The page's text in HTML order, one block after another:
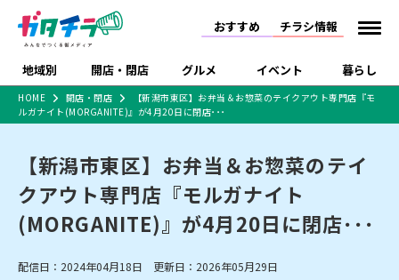
おすすめ チラシ情報
地域別 開店・閉店 グルメ イベント 暮らし
新潟市 下越
中越 上越
開店 閉店
リニューアル・移転 休業 開店まとめ
閉店まとめ
新潟市・開店
新潟市・閉店
長岡市・開店
ラーメン 現地レポート
和食 洋食
体験・販売 祭り・伝統行事
趣味・展示会 ライブ・コンサート
施設・ショップ
住宅メーカー・工務
店
食品メーカー・県産
特売セール インタビュー
特集・まとめ記事
セツコママ ランキング 新潟人
キャンペーン
食品スーパー・コンビ
ショッピングモール・
大型施設
ドラッグストア・ホーム
センター
ファッション 生活サービス
HOME 開店・閉店
【新潟市東区】お弁当＆お惣菜のテイクアウト専門店『モ
ルガナイト(MORGANITE)』が4月20日に閉店･･･
【新潟市東区】お弁当＆お惣菜のテイ
クアウト専門店『モルガナイト
(MORGANITE)』が4月20日に閉店･･･
配信日：2024年04月18日 更新日：2026年05月29日